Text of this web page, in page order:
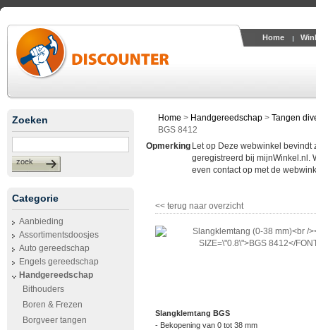
Home
Zoeken
zoek
Categorie
Aanbieding
Assortimentsdoosjes
Auto gereedschap
Engels gereedschap
Handgereedschap
Bithouders
Boren & Frezen
Borgveer tangen
Home > Handgereedschap > Tangen
BGS 8412
Opmerking Let op Deze webwinkel
geregistreerd bij mijnWinkel.nl.
even contact op met de
<< terug naar overzicht
Slangklemtang BGS
- Bekopening van 0 tot 38 mm